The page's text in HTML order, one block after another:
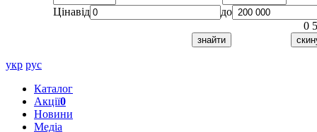
Цінавід
до
0
укр рус
Каталог
Акції0
Новини
Медіа